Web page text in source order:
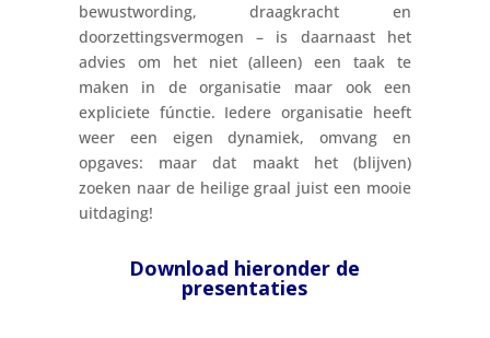
bewustwording, draagkracht en
doorzettingsvermogen – is daarnaast het
advies om het niet (alleen) een taak te
maken in de organisatie maar ook een
expliciete fúnctie. Iedere organisatie heeft
weer een eigen dynamiek, omvang en
opgaves: maar dat maakt het (blijven)
zoeken naar de heilige graal juist een mooie
uitdaging!
Download hieronder de
presentaties